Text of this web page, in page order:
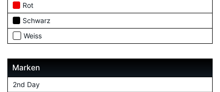
Rot
Schwarz
Weiss
Marken
2nd Day